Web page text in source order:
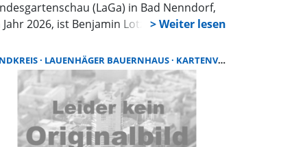
(LaGa) in Bad Nenndorf,
2026, ist Benjamin Lotz,
Der Vorverkauf der Dauerkarten zu
Preisen hat die Erwartungen
LaGa-Teams seiner Meinung noch
„Er liegt derzeit im gut
Bereich“, so Lotz. Genauere
wolle man aber noch nicht benennen.
LAUENHÄGER BAUERNHAUS KARTENVORVERKAUF